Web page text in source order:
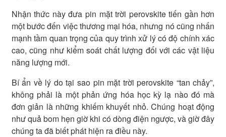
Nhận thức này đưa pin mặt trời perovskite tiến gần hơn
một bước đến việc thương mại hóa, nhưng nó cũng nhấn
mạnh tầm quan trọng của quy trình xử lý có độ chính xác
cao, cũng như kiểm soát chất lượng đối với các vật liệu
năng lượng mới.
Bí ẩn về lý do tại sao pin mặt trời perovskite “tan chảy”,
không phải là một phản ứng hóa học kỳ lạ nào đó mà
đơn giản là những khiếm khuyết nhỏ. Chúng hoạt động
như quả bom hẹn giờ khi có dòng điện ngược, và giờ đây
chúng ta đã biết phát hiện ra điều này.